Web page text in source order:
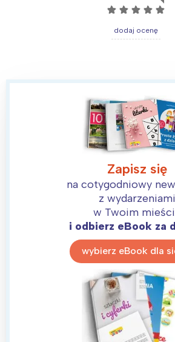
☆ ☆ ☆ ☆ ☆
dodaj ocenę
Zapisz się
na cotygodniowy
z wydarzeniami
w Twoim
i odbierz eBook za
wybierz eBook dla